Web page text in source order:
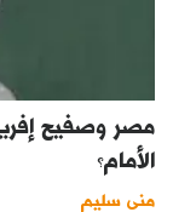
مصر وصفيح
الأمام؟
منى سليم